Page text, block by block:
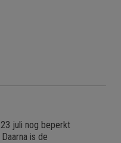
juli nog beperkt
is de